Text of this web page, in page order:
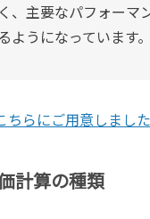
、主要なパフォーマ
ようになっています。
ちらにご用意しました
計算の種類